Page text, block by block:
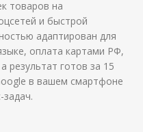
товаров на
и быстрой
адаптирован для
оплата картами РФ,
результат готов за 15
в вашем смартфоне